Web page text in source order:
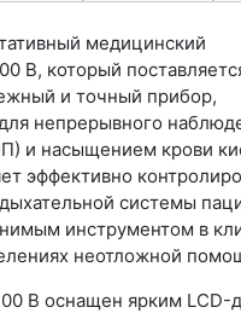
медицинский
B, который
и точный прибор,
непрерывного
и насыщением крови
эффективно
системы
инструментом в
неотложной
B оснащен ярким LCD-